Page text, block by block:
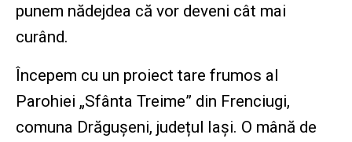
punem nădejdea că vor deveni cât mai
curând.
Începem cu un proiect tare frumos al
Parohiei „Sfânta Treime” din Frenciugi,
comuna Drăgușeni, județul Iași. O mână de